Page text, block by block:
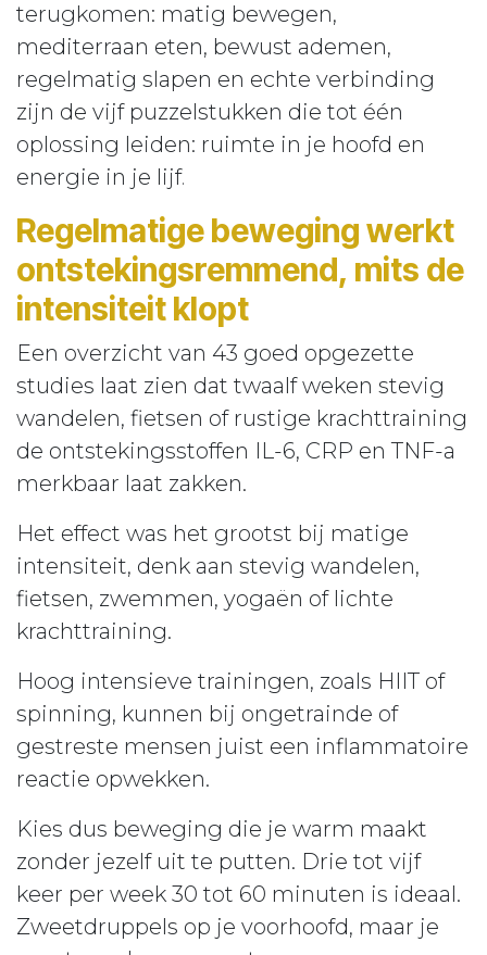
terugkomen: matig bewegen,
mediterraan eten, bewust ademen,
regelmatig slapen en echte verbinding
zijn de vijf puzzelstukken die tot één
oplossing leiden: ruimte in je hoofd en
energie in je lijf.
Regelmatige beweging werkt
ontstekingsremmend, mits de
intensiteit klopt
Een overzicht van 43 goed opgezette
studies laat zien dat twaalf weken stevig
wandelen, fietsen of rustige krachttraining
de ontstekingsstoffen IL-6, CRP en TNF-a
merkbaar laat zakken.
Het effect was het grootst bij matige
intensiteit, denk aan stevig wandelen,
fietsen, zwemmen, yogaën of lichte
krachttraining.
Hoog intensieve trainingen, zoals HIIT of
spinning, kunnen bij ongetrainde of
gestreste mensen juist een inflammatoire
reactie opwekken.
Kies dus beweging die je warm maakt
zonder jezelf uit te putten. Drie tot vijf
keer per week 30 tot 60 minuten is ideaal.
Zweetdruppels op je voorhoofd, maar je